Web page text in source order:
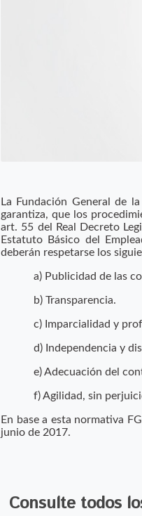
La Fundación General de
garantiza, que los
art. 55 del Real Decreto
Estatuto Básico del
deberán respetarse los
a) Publicidad de las
b) Transparencia.
c) Imparcialidad y
d) Independencia y
e) Adecuación del
f) Agilidad, sin
En base a esta normativa
junio de 2017.
Consulte todos